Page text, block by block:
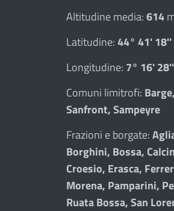
Altitudine media:614
Latitudine:44° 41' 18''
Longitudine: 7° 16' 28''
Comuni limitrofi:
Sanfront, Sampeyre
Frazioni e borgate:
Borghini, Bossa,
Croesio, Erasca,
Morena, Pamparini,
Ruata Bossa, San